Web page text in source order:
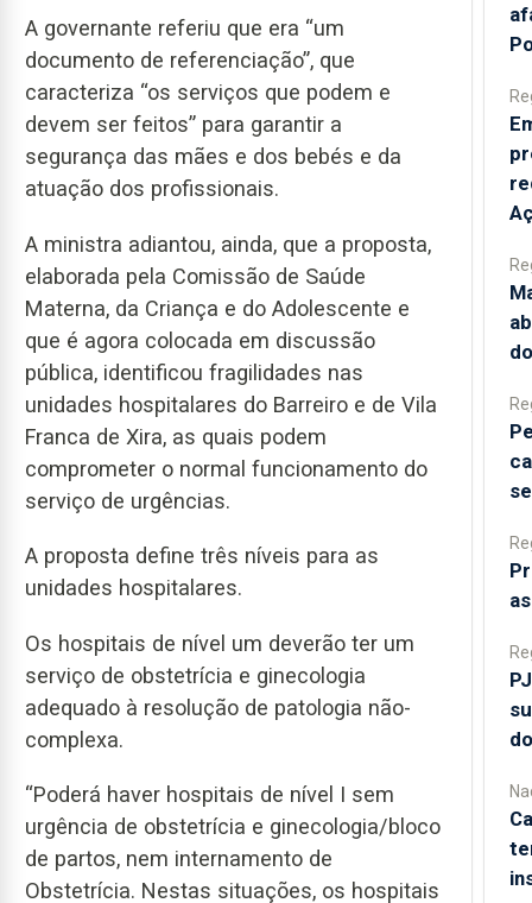
A governante referiu que era “um
documento de referenciação”, que
caracteriza “os serviços que podem e
devem ser feitos” para garantir a
segurança das mães e dos bebés e da
atuação dos profissionais.
A ministra adiantou, ainda, que a proposta,
elaborada pela Comissão de Saúde
Materna, da Criança e do Adolescente e
que é agora colocada em discussão
pública, identificou fragilidades nas
unidades hospitalares do Barreiro e de Vila
Franca de Xira, as quais podem
comprometer o normal funcionamento do
serviço de urgências.
A proposta define três níveis para as
unidades hospitalares.
Os hospitais de nível um deverão ter um
serviço de obstetrícia e ginecologia
adequado à resolução de patologia não-
complexa.
“Poderá haver hospitais de nível I sem
urgência de obstetrícia e ginecologia/bloco
de partos, nem internamento de
Obstetrícia. Nestas situações, os hospitais